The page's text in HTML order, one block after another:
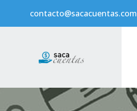
contacto@sacacuentas.com